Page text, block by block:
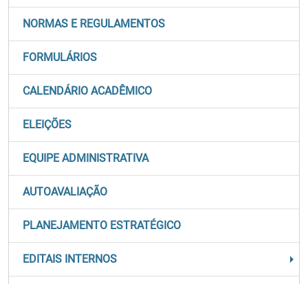
NORMAS E REGULAMENTOS
FORMULÁRIOS
CALENDÁRIO ACADÊMICO
ELEIÇÕES
EQUIPE ADMINISTRATIVA
AUTOAVALIAÇÃO
PLANEJAMENTO ESTRATÉGICO
EDITAIS INTERNOS